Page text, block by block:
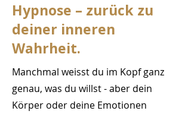
Hypnose – zurück zu
deiner inneren
Wahrheit.
Manchmal weisst du im Kopf ganz
genau, was du willst - aber dein
Körper oder deine Emotionen